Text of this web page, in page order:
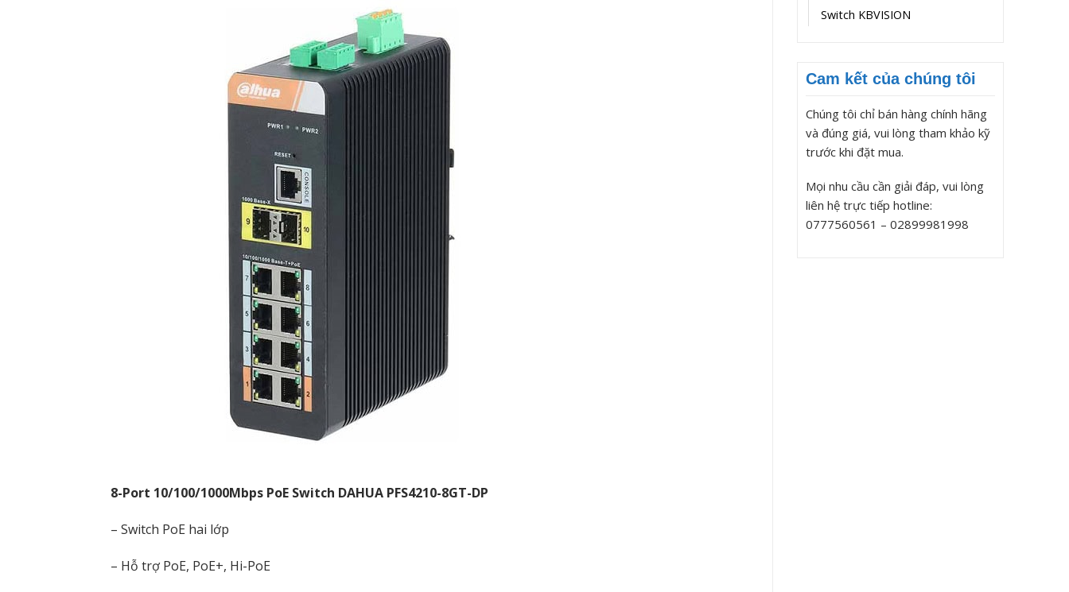
Switch KBVISION
Cam kết của chúng tôi
Chúng tôi chỉ bán hàng chính hãng
và đúng giá, vui lòng tham khảo kỹ
trước khi đặt mua.
Mọi nhu cầu cần giải đáp, vui lòng
liên hệ trực tiếp hotline:
0777560561 – 02899981998
8-Port 10/100/1000Mbps PoE Switch DAHUA PFS4210-8GT-DP
– Switch PoE hai lớp
– Hỗ trợ PoE, PoE+, Hi-PoE